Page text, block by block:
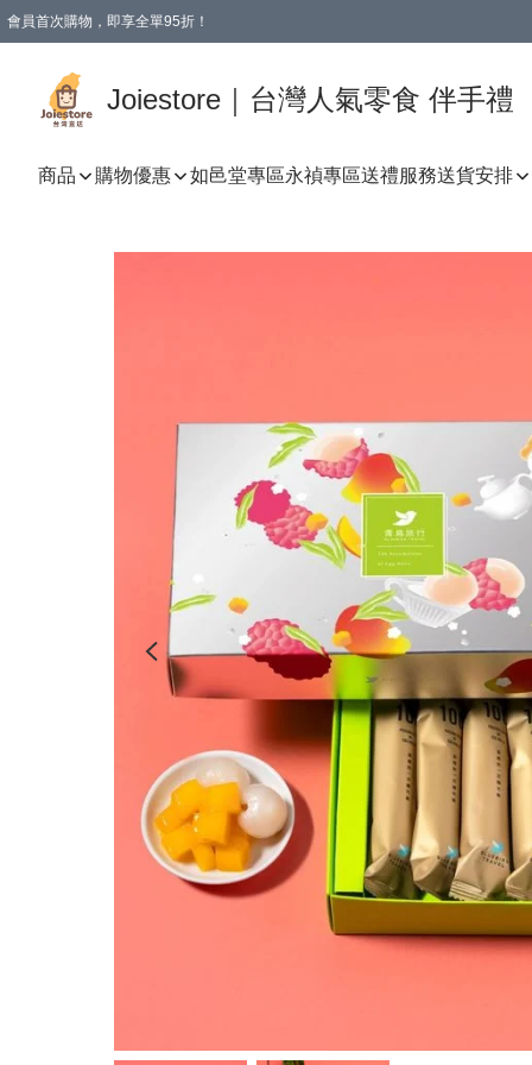
會員首次購物，即享全單95折！
Joiestore｜台灣人氣零食 伴手禮
商品 購物優惠 如邑堂專區永禎專區送禮服務送貨安排